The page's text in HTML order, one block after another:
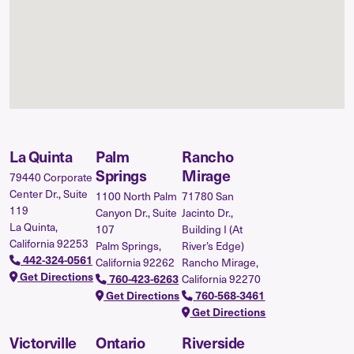
La Quinta
79440 Corporate
Center Dr., Suite
119
La Quinta,
California 92253
442-324-0561
Get Directions
Palm
Springs
1100 North Palm
Canyon Dr., Suite
107
Palm Springs,
California 92262
760-423-6263
Get Directions
Rancho
Mirage
71780 San
Jacinto Dr.,
Building I (At
River’s Edge)
Rancho Mirage,
California 92270
760-568-3461
Get Directions
Victorville Ontario Riverside